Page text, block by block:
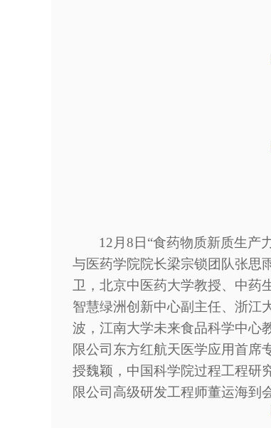
12月8日“食药物质新质生产
与医药学院院长梁宗锁团队张思
卫，北京中医药大学教授、中药
智慧绿洲创新中心副主任、浙江
波，江南大学未来食品科学中心
限公司东方红航天医学应用首席
授魏颖，中国科学院过程工程研
限公司高级研发工程师董运海到